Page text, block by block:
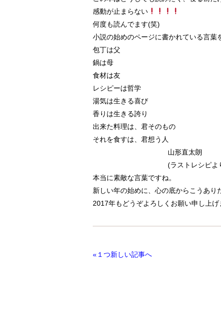
感動が止まらない
何度も読んでます(笑)
小説の始めのページに書かれている言葉
包丁は父
鍋は母
食材は友
レシピーは哲学
湯気は生きる喜び
香りは生きる誇り
出来た料理は、君そのもの
それを食すは、君想う人
山形直太朗
(ラストレシピよ
本当に素敵な言葉ですね。
新しい年の始めに、心の底からこうあ
2017年もどうぞよろしくお願い申し上げ
«１つ新しい記事へ